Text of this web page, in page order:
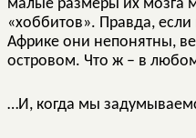
малые размеры их мозга
«хоббитов». Правда,
Африке они непонятны,
островом. Что ж – в
…И, когда мы